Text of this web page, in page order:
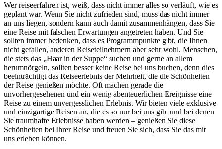
Wer reiseerfahren ist, weiß, dass nicht immer alles so verläuft, wie es
geplant war. Wenn Sie nicht zufrieden sind, muss das nicht immer
an uns liegen, sondern kann auch damit zusammenhängen, dass Sie
eine Reise mit falschen Erwartungen angetreten haben. Und Sie
sollten immer bedenken, dass es Programmpunkte gibt, die Ihnen
nicht gefallen, anderen Reiseteilnehmern aber sehr wohl. Menschen,
die stets das „Haar in der Suppe“ suchen und gerne an allem
herumnörgeln, sollten besser keine Reise bei uns buchen, denn dies
beeinträchtigt das Reiseerlebnis der Mehrheit, die die Schönheiten
der Reise genießen möchte. Oft machen gerade die
unvorhergesehenen und ein wenig abenteuerlichen Ereignisse eine
Reise zu einem unvergesslichen Erlebnis. Wir bieten viele exklusive
und einzigartige Reisen an, die es so nur bei uns gibt und bei denen
Sie traumhafte Erlebnisse haben werden – genießen Sie diese
Schönheiten bei Ihrer Reise und freuen Sie sich, dass Sie das mit
uns erleben können.